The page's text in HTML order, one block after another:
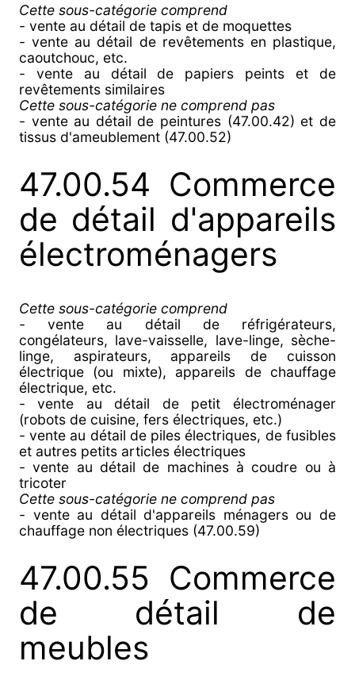
Cette sous-catégorie comprend
- vente au détail de tapis et de moquettes
- vente au détail de revêtements en plastique,
caoutchouc, etc.
- vente au détail de papiers peints et de
revêtements similaires
Cette sous-catégorie ne comprend pas
- vente au détail de peintures (47.00.42) et de
tissus d'ameublement (47.00.52)
47.00.54 Commerce
de détail d'appareils
électroménagers
Cette sous-catégorie comprend
- vente au détail de réfrigérateurs,
congélateurs, lave-vaisselle, lave-linge, sèche-
linge, aspirateurs, appareils de cuisson
électrique (ou mixte), appareils de chauffage
électrique, etc.
- vente au détail de petit électroménager
(robots de cuisine, fers électriques, etc.)
- vente au détail de piles électriques, de fusibles
et autres petits articles électriques
- vente au détail de machines à coudre ou à
tricoter
Cette sous-catégorie ne comprend pas
- vente au détail d'appareils ménagers ou de
chauffage non électriques (47.00.59)
47.00.55 Commerce
de détail de
meubles